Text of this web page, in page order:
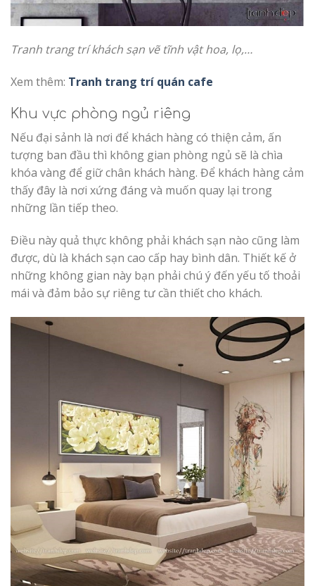
Tranh trang trí khách sạn vẽ tĩnh vật hoa, lọ,…
Xem thêm: Tranh trang trí quán cafe
Khu vực phòng ngủ riêng
Nếu đại sảnh là nơi để khách hàng có thiện cảm, ấn
tượng ban đầu thì không gian phòng ngủ sẽ là chìa
khóa vàng để giữ chân khách hàng. Để khách hàng cảm
thấy đây là nơi xứng đáng và muốn quay lại trong
những lần tiếp theo.
Điều này quả thực không phải khách sạn nào cũng làm
được, dù là khách sạn cao cấp hay bình dân. Thiết kế ở
những không gian này bạn phải chú ý đến yếu tố thoải
mái và đảm bảo sự riêng tư cần thiết cho khách.